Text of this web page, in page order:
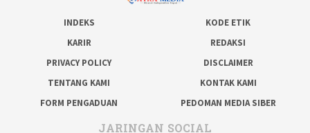
INDEKS
KODE ETIK
KARIR
REDAKSI
PRIVACY POLICY
DISCLAIMER
TENTANG KAMI
KONTAK KAMI
FORM PENGADUAN
PEDOMAN MEDIA SIBER